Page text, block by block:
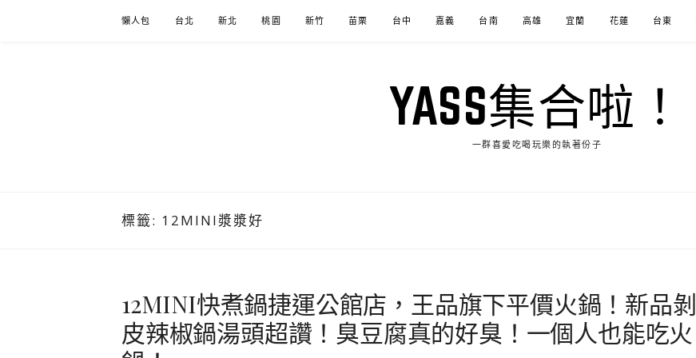
懶人包 台北 新北 桃園 新竹 苗栗 台中 嘉義 台南 高雄 宜蘭 花蓮 台東
YASS集合啦！
一群喜愛吃喝玩樂的執著份子
標籤: 12MINI漿漿好
12MINI快煮鍋捷運公館店，王品旗下平價火鍋！新品剝
皮辣椒鍋湯頭超讚！臭豆腐真的好臭！一個人也能吃火